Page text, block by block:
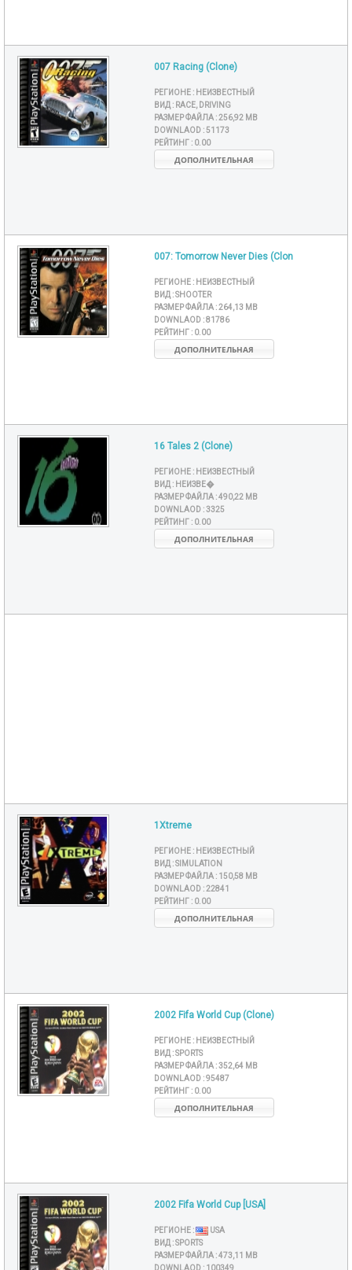
007 Racing (Clone)
РЕГИОНЕ : НЕИЗВЕСТНЫЙ
ВИД : RACE, DRIVING
РАЗМЕР ФАЙЛА :256,92 MB
DOWNLAOD :51173
РЕЙТИНГ : 0.00
ДОПОЛНИТЕЛЬНАЯ
007: Tomorrow Never Dies (Clon
РЕГИОНЕ : НЕИЗВЕСТНЫЙ
ВИД :SHOOTER
РАЗМЕР ФАЙЛА :264,13 MB
DOWNLAOD :81786
РЕЙТИНГ : 0.00
ДОПОЛНИТЕЛЬНАЯ
16 Tales 2 (Clone)
РЕГИОНЕ : НЕИЗВЕСТНЫЙ
ВИД : НЕИЗВЕ�
РАЗМЕР ФАЙЛА :490,22 MB
DOWNLAOD :3325
РЕЙТИНГ : 0.00
ДОПОЛНИТЕЛЬНАЯ
1Xtreme
РЕГИОНЕ : НЕИЗВЕСТНЫЙ
ВИД :SIMULATION
РАЗМЕР ФАЙЛА : 150,58 MB
DOWNLAOD :22841
РЕЙТИНГ : 0.00
ДОПОЛНИТЕЛЬНАЯ
2002 Fifa World Cup (Clone)
РЕГИОНЕ : НЕИЗВЕСТНЫЙ
ВИД :SPORTS
РАЗМЕР ФАЙЛА :352,64 MB
DOWNLAOD :95487
РЕЙТИНГ : 0.00
ДОПОЛНИТЕЛЬНАЯ
2002 Fifa World Cup [USA]
РЕГИОНЕ :
USA
ВИД :SPORTS
РАЗМЕР ФАЙЛА :473,11 MB
DOWNLAOD : 100349